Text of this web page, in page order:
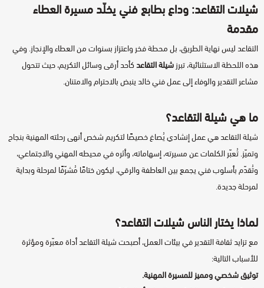
شيلات تقاعد
شيلات آخرى
كتابة وإلقاء قصيدة
مونتاج فيديو
محمد بن غرمان
زايد بن سابر
خالد السنحاني
منصور الوايلي
فيصل الربيّع
شيلات التقاعد: وداع بطابع فني يخلّد مسيرة العطاء
مقدمة
التقاعد ليس نهاية الطريق، بل محطة فخر واعتزاز بسنوات من العطاء والإنجاز. وفي
هذه اللحظة الاستثنائية، تبرزشيلة التقاعدكأحد أرقى وسائل التكريم، حيث تتحول
مشاعر التقدير والوفاء إلى عمل فني خالد ينبض بالاحترام والامتنان.
ما هي شيلة التقاعد؟
شيلة التقاعد هي عمل إنشادي يُصاغ خصيصًا لتكريم شخص أنهى رحلته المهنية بنجاح
وتميّز. تُعبّر الكلمات عن مسيرته، إسهاماته، وأثره في محيطه المهني والاجتماعي،
وتُقدّم بأسلوب فني يجمع بين العاطفة والرقي، ليكون ختامًا مُشرّفًا لمرحلة وبداية
لمرحلة جديدة.
لماذا يختار الناس شيلات التقاعد؟
مع تزايد ثقافة التقدير في بيئات العمل، أصبحت شيلة التقاعد أداة معبّرة ومؤثرة
للأسباب التالية:
توثيق شخصي ومميز للمسيرة المهنية.